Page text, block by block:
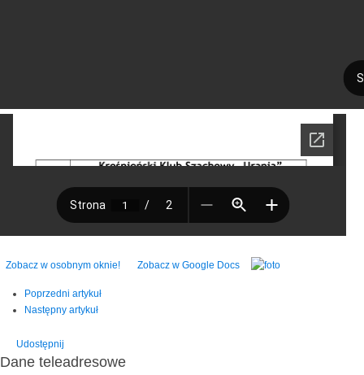
Zobacz w osobnym oknie! Zobacz w Google Docs
Poprzedni artykuł
Następny artykuł
Udostępnij
Dane teleadresowe